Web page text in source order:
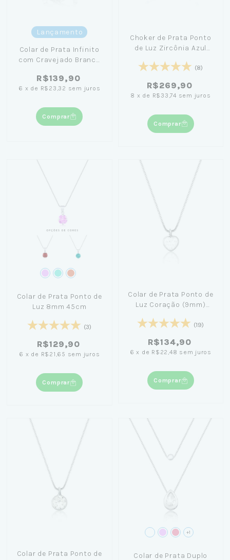
Lançamento
Colar de Prata Infinito
com Cravejado Branco
R$139,90
6 x de R$23,32 sem juros
Comprar
Choker de Prata Ponto
de Luz Zircônia Azul
(8)
R$269,90
8 x de R$33,74 sem juros
Comprar
Colar de Prata Ponto de
Luz 8mm 45cm
(3)
R$129,90
6 x de R$21,65 sem juros
Comprar
Colar de Prata Ponto de
Luz Coração (9mm)
(19)
R$134,90
6 x de R$22,48 sem juros
Comprar
Colar de Prata Ponto de
+1
Colar de Prata Duplo